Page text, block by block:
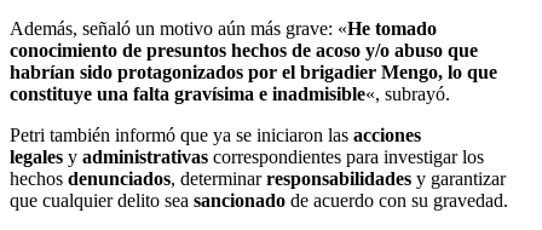
Además, señaló un motivo aún más grave: «He tomado
conocimiento de presuntos hechos de acoso y/o abuso que
habrían sido protagonizados por el brigadier Mengo, lo que
constituye una falta gravísima e inadmisible«, subrayó.
Petri también informó que ya se iniciaron las acciones
legales y administrativas correspondientes para investigar los
hechos denunciados, determinarresponsabilidades y garantizar
que cualquier delito sea sancionado de acuerdo con su gravedad.